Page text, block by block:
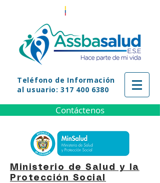
Teléfono de Información
al usuario: 317 400 6380
Contáctenos
Ministerio de Salud y la
Protección Social